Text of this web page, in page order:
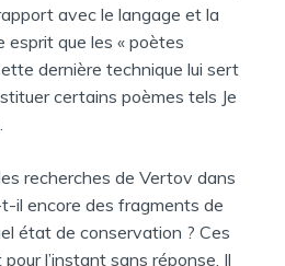
avec le langage et la
esprit que les « poètes
dernière technique lui sert
certains poèmes tels Je
recherches de Vertov dans
il encore des fragments de
état de conservation ? Ces
l’instant sans réponse. Il